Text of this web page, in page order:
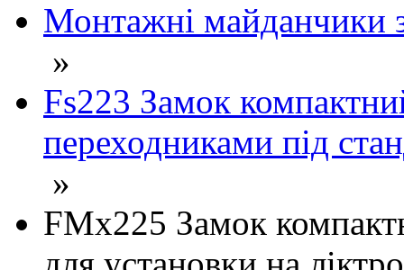
Монтажні майданчики
»
Fs223 Замок
переходниками під
»
FMx225 Замок